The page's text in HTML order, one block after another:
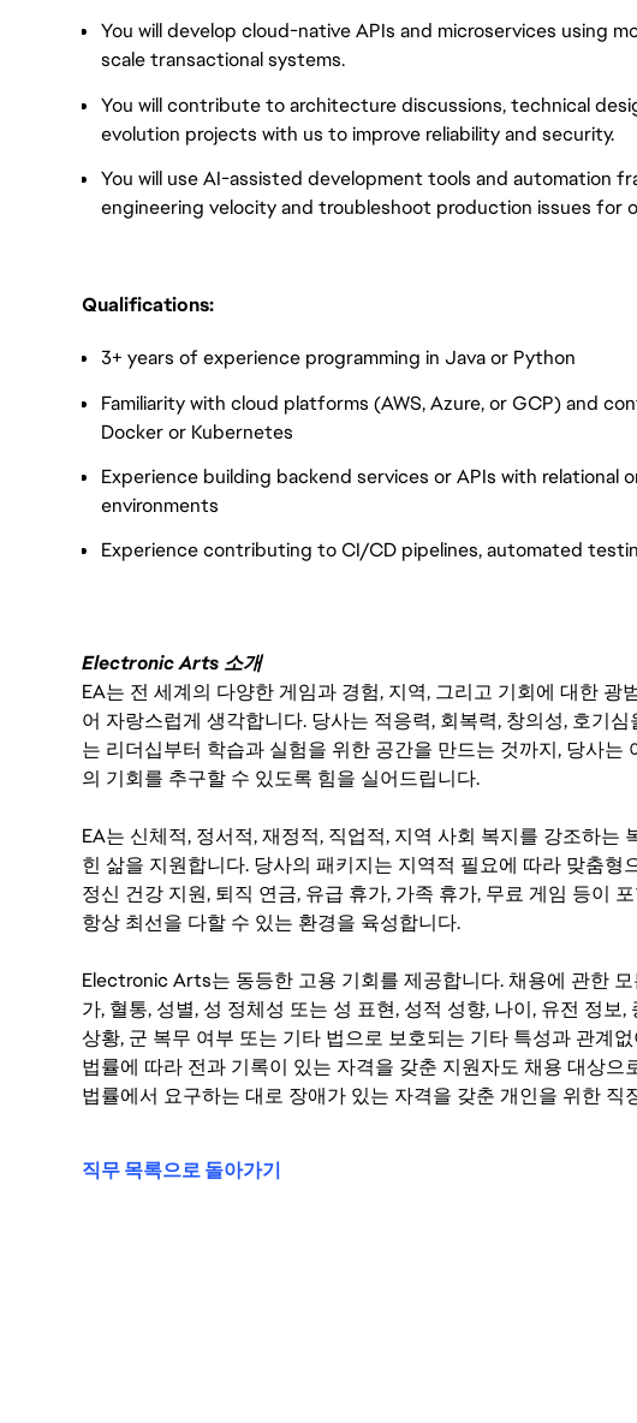
You will develop cloud-native APIs and microservices using
scale transactional systems.
You will contribute to architecture discussions, technical
evolution projects with us to improve reliability and security.
You will use AI-assisted development tools and automation
engineering velocity and troubleshoot production issues for
Qualifications:
3+ years of experience programming in Java or Python
Familiarity with cloud platforms (AWS, Azure, or GCP) and
Docker or Kubernetes
Experience building backend services or APIs with relational
environments
Experience contributing to CI/CD pipelines, automated
Electronic Arts 소개
EA는 전 세계의 다양한 게임과 경험, 지역, 그리고 기회에 대한 광
어 자랑스럽게 생각합니다. 당사는 적응력, 회복력, 창의성, 호기
는 리더십부터 학습과 실험을 위한 공간을 만드는 것까지, 당사는
의 기회를 추구할 수 있도록 힘을 실어드립니다.
EA는 신체적, 정서적, 재정적, 직업적, 지역 사회 복지를 강조하는
힌 삶을 지원합니다. 당사의 패키지는 지역적 필요에 따라 맞춤형
정신 건강 지원, 퇴직 연금, 유급 휴가, 가족 휴가, 무료 게임 등이
항상 최선을 다할 수 있는 환경을 육성합니다.
Electronic Arts는 동등한 고용 기회를 제공합니다. 채용에 관한
가, 혈통, 성별, 성 정체성 또는 성 표현, 성적 성향, 나이, 유전 정보,
상황, 군 복무 여부 또는 기타 법으로 보호되는 기타 특성과 관계
법률에 따라 전과 기록이 있는 자격을 갖춘 지원자도 채용 대상으
법률에서 요구하는 대로 장애가 있는 자격을 갖춘 개인을 위한 직
직무 목록으로 돌아가기